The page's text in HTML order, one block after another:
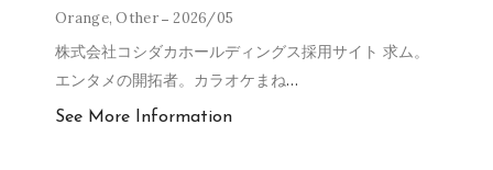
Orange,Other 2026/05
株式会社コシダカホールディングス採用サイト 求ム。
エンタメの開拓者。カラオケまね…
See More Information